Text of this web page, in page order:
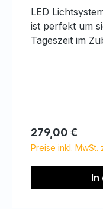
LED
ist perfekt um
Tageszeit im
Regulärer Preis:
279,00 €
Preise inkl. MwSt.
In